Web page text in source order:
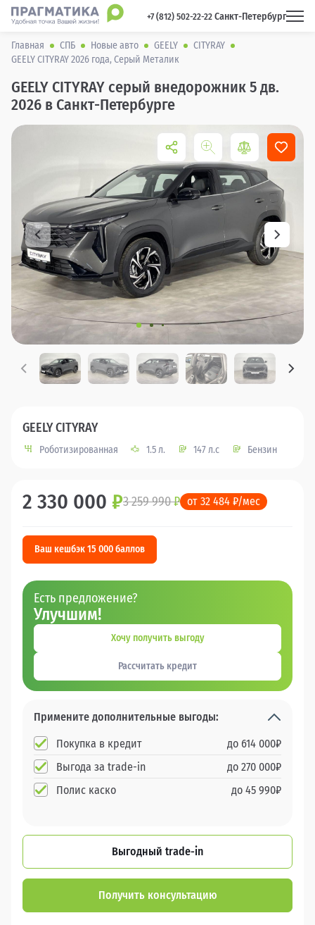
+7 (812) 502-22-22 Санкт-Петербург
Главная СПБ Новые авто GEELY
CITYRAY
GEELY CITYRAY 2026 года, Серый Металик
GEELY CITYRAY серый внедорожник 5 дв.
2026 в Санкт-Петербурге
GEELY CITYRAY
Роботизированная 1.5 л. 147 л.с Бензин
2 330 000 ₽3 259 990₽ от 32 484 ₽/мес
Ваш кешбэк 15 000 баллов
Есть предложение?
Улучшим!
Хочу получить выгоду
Рассчитать кредит
Примените дополнительные выгоды:
Покупка в кредит
до 614 000₽
Выгода за trade-in
до 270 000₽
Полис каско
до 45 990₽
Выгодный trade-in
Получить консультацию